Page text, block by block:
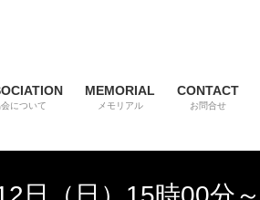
について
MEMORIAL
メモリアル
CONTACT
お問合せ